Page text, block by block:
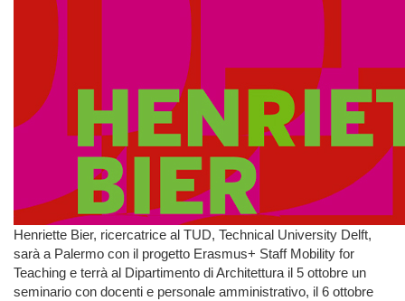
Henriette Bier, ricercatrice al TUD, Technical University Delft,
sarà a Palermo con il progetto Erasmus+ Staff Mobility for
Teaching e terrà al Dipartimento di Architettura il 5 ottobre un
seminario con docenti e personale amministrativo, il 6 ottobre